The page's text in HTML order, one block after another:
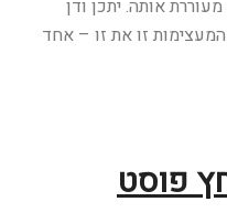
אותה. יתכן ודן
זו את זו – אחד
פוסט